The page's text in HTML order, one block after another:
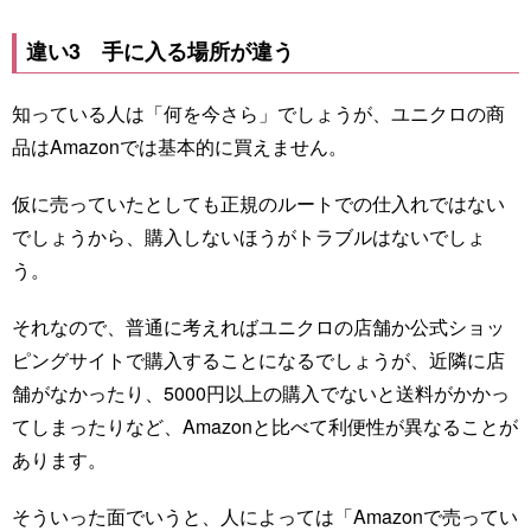
違い3 手に入る場所が違う
知っている人は「何を今さら」でしょうが、ユニクロの商
品はAmazonでは基本的に買えません。
仮に売っていたとしても正規のルートでの仕入れではない
でしょうから、購入しないほうがトラブルはないでしょ
う。
それなので、普通に考えればユニクロの店舗か公式ショッ
ピングサイトで購入することになるでしょうが、近隣に店
舗がなかったり、5000円以上の購入でないと送料がかかっ
てしまったりなど、Amazonと比べて利便性が異なることが
あります。
そういった面でいうと、人によっては「Amazonで売ってい